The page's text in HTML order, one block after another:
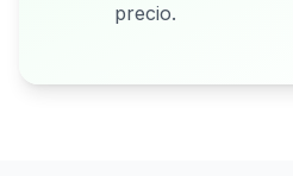
precio.